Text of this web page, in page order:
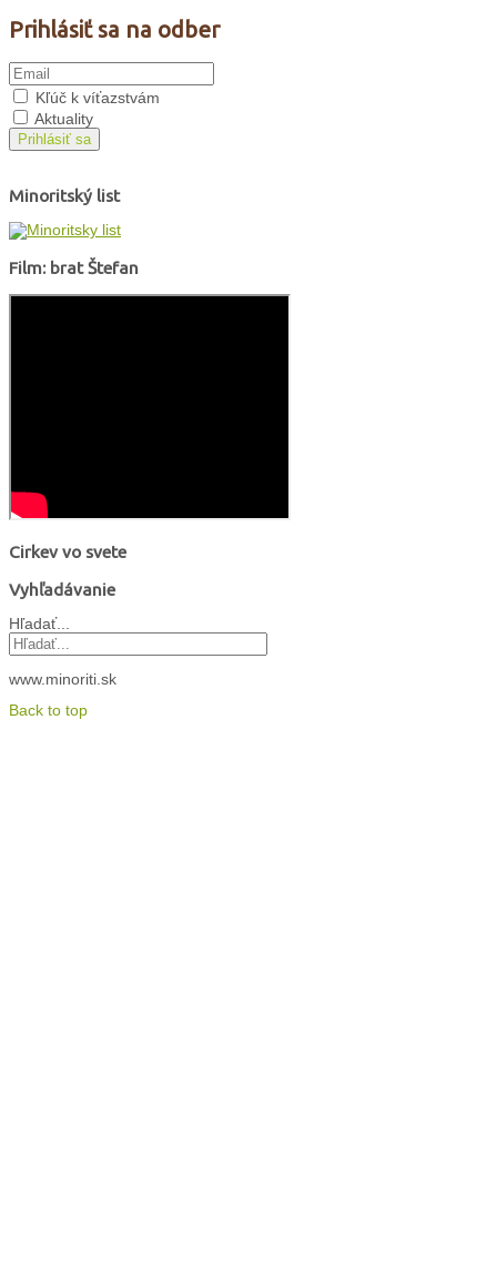
Prihlásiť sa na odber
Kľúč k víťazstvám
Aktuality
Prihlásiť sa
Minoritský list
Film: brat Štefan
Cirkev vo svete
Vyhľadávanie
Hľadať...
www.minoriti.sk
Back to top